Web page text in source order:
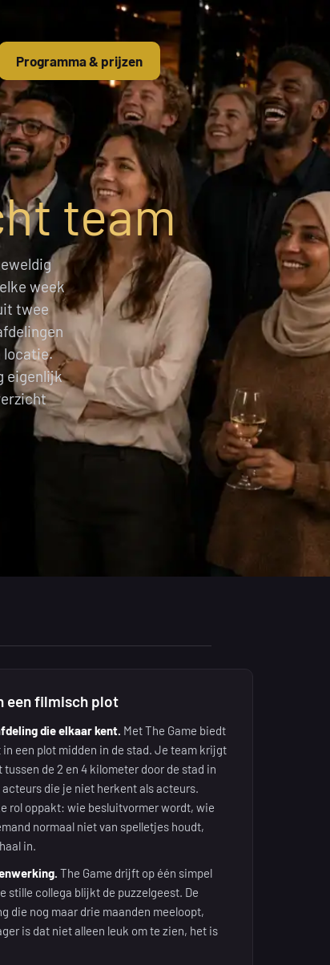
Programma & prijzen
team
week
twee
locatie.
eigenlijk
een filmisch plot
die elkaar kent. Met The Game biedt
een plot midden in de stad. Je team krijgt
de 2 en 4 kilometer door de stad in
die je niet herkent als acteurs.
rol oppakt: wie besluitvormer wordt, wie
normaal niet van spelletjes houdt,
in.
The Game drijft op één simpel
stille collega blijkt de puzzelgeest. De
die nog maar drie maanden meeloopt,
is dat niet alleen leuk om te zien, het is